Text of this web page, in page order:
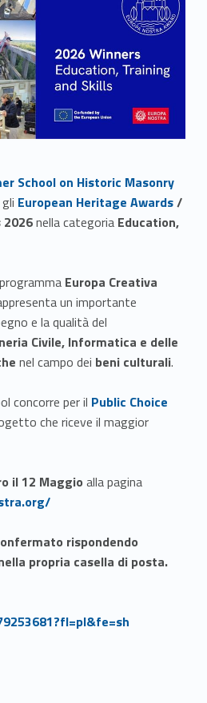
School on Historic Masonry
Link identifier #identifier__69969-2
European Heritage Awards/
2026nella categoria Education,
Europa Creativa
un importante
e la qualità del
Civile, Informatica e delle
nel campo dei beni culturali.
concorre per il Link identifier #identifier__123332-3
Public Choice
che riceve il maggior
il 12 Maggio alla pagina
rispondendo
propria casella di posta.